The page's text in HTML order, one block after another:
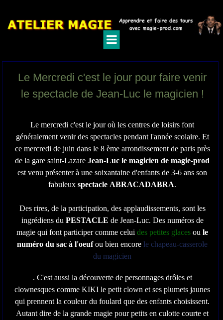
Le Mercredi c'est le jour pour faire venir
le spectacle de Jean-Luc le magicien !
Le mercredi c'est le jour où les centres de loisirs font
généralement venir des spectacles pendant l'année scolaire. Et
ce mercredi de juin dans le 8 ème arrondissement de paris près
de la gare saint-LazareJean-Luc le magicien de magie-prod
est venu présenter à une soixantaine d'enfants de 3-6 ans son
fabuleuxspectacle ABRACADABRA.
Des rires, de la participation, des applaudissements, sont les
ingrédiens du PESTACLE de Jean-Luc. Des numéros de
magie qui font participer comme celuides petites glaces oule
numéro du sac à l'oeufou bien encorele chapeau-casserole
du magicien
. C'est aussi la découverte de personnages drôles et
clownesques comme KIKI le petit clown et ses plumets jaunes
qui prennent la couleur du foulard que des enfants choisissent.
Autant dire de la grande magie pour petits en culotte courte et